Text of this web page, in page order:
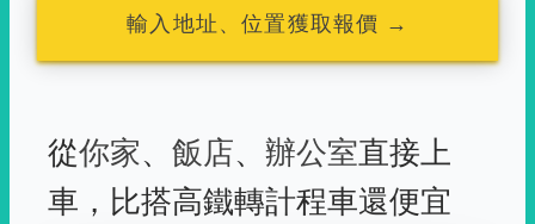
輸入地址、位置獲取報價 →
從你家、 飯店、 辦公室直接上
車， 比搭高鐵轉計程車還便宜